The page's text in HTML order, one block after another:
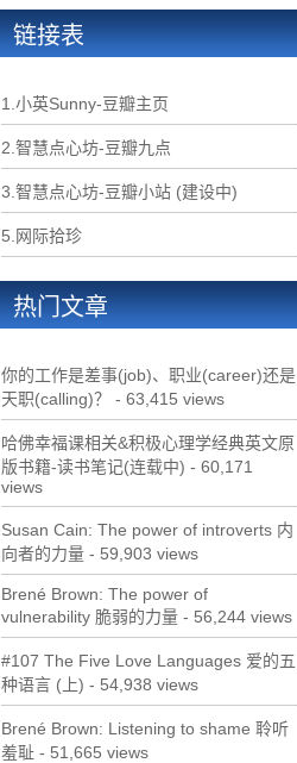
链接表
1.小英Sunny-豆瓣主页
2.智慧点心坊-豆瓣九点
3.智慧点心坊-豆瓣小站 (建设中)
5.网际拾珍
热门文章
你的工作是差事(job)、职业(career)还是
天职(calling)？
- 63,415 views
哈佛幸福课相关&积极心理学经典英文原
版书籍-读书笔记(连载中) - 60,171
views
Susan Cain: The power of introverts 内
向者的力量 - 59,903 views
Brené Brown: The power of
vulnerability 脆弱的力量 - 56,244 views
#107 The Five Love Languages 爱的五
种语言 (上) - 54,938 views
Brené Brown: Listening to shame 聆听
羞耻 - 51,665 views